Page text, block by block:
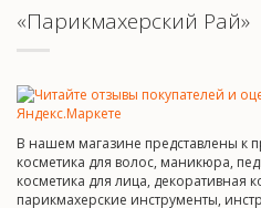
«Парикмахерский Рай»
В нашем магазине представлены к
косметика для волос, маникюра,
косметика для лица, декоративная
парикмахерские инструменты,